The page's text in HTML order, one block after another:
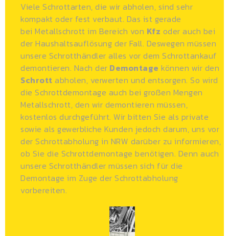
Viele Schrottarten, die wir abholen, sind sehr
kompakt oder fest verbaut. Das ist gerade
bei Metallschrott im Bereich von Kfz oder auch bei
der Haushaltsauflösung der Fall. Deswegen müssen
unsere Schrotthändler alles vor dem Schrottankauf
demontieren. Nach der Demontage können wir den
Schrott abholen, verwerten und entsorgen. So wird
die Schrottdemontage auch bei großen Mengen
Metallschrott, den wir demontieren müssen,
kostenlos durchgeführt. Wir bitten Sie als private
sowie als gewerbliche Kunden jedoch darum, uns vor
der Schrottabholung in NRW darüber zu informieren,
ob Sie die Schrottdemontage benötigen. Denn auch
unsere Schrotthändler müssen sich für die
Demontage im Zuge der Schrottabholung
vorbereiten.